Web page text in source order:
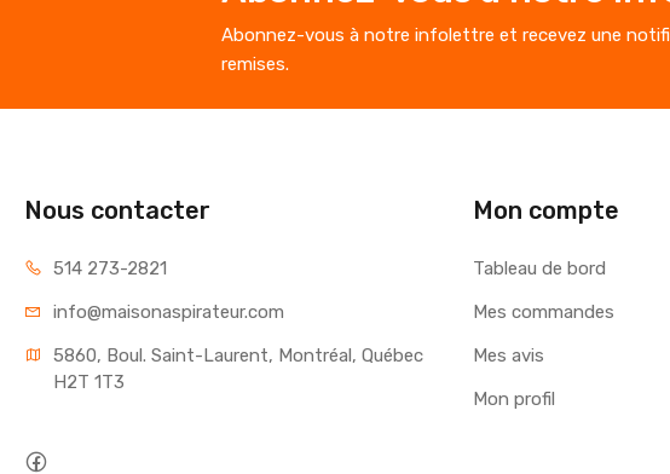
Abonnez-vous à notre infolettre et recevez une
remises.
Nous contacter
514 273-2821
info@maisonaspirateur.com
5860, Boul. Saint-Laurent, Montréal, Québec
H2T 1T3
Mon compte
Tableau de bord
Mes commandes
Mes avis
Mon profil